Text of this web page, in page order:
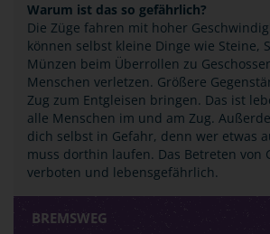
Warum ist das so gefährlich?
Die Züge fahren mit hoher
können selbst kleine Dinge wie Steine,
Münzen beim Überrollen zu
Menschen verletzen. Größere
Zug zum Entgleisen bringen. Das ist
alle Menschen im und am Zug.
dich selbst in Gefahr, denn wer etwas
muss dorthin laufen. Das Betreten von
verboten und lebensgefährlich.
BREMSWEG